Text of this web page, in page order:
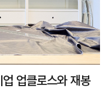
업클로스와 재봉